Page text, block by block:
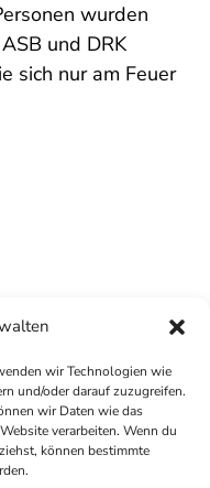
wir Technologien wie
und/oder darauf zuzugreifen.
wir Daten wie das
verarbeiten. Wenn du
können bestimmte
wurden
und DRK
sich nur am Feuer